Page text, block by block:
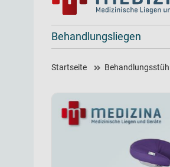
Behandlungsliegen
Startseite